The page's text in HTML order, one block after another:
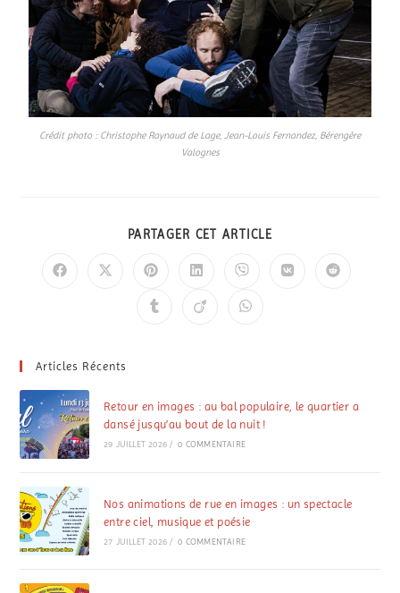
Crédit photo : Christophe Raynaud de Lage, Jean-Louis Fernandez, Bérengère
Valognes
PARTAGER CET ARTICLE
Articles Récents
Retour en images : au bal populaire, le quartier a
dansé jusqu’au bout de la nuit !
29 JUILLET 2026 / 0 COMMENTAIRE
Nos animations de rue en images : un spectacle
entre ciel, musique et poésie
27 JUILLET 2026 / 0 COMMENTAIRE